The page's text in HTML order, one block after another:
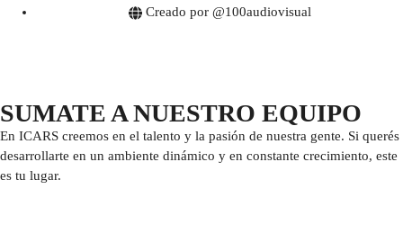
Creado por @100audiovisual
SUMATE A NUESTRO EQUIPO
En ICARS creemos en el talento y la pasión de nuestra gente. Si querés
desarrollarte en un ambiente dinámico y en constante crecimiento, este
es tu lugar.